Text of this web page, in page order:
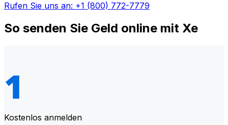
Rufen Sie uns an: +1 (800) 772-7779
So senden Sie Geld online mit Xe
Kostenlos anmelden